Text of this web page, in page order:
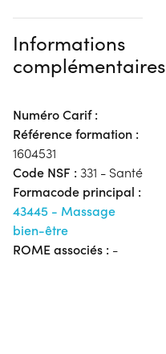
Informations
complémentaires
Numéro Carif :
Référence formation :
1604531
Code NSF : 331 - Santé
Formacode principal :
43445 - Massage
bien-être
ROME associés : -